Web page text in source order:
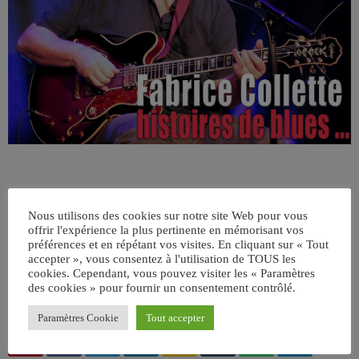
ÉCRIT PAR: ADMIN
Nous utilisons des cookies sur notre site Web pour vous
offrir l'expérience la plus pertinente en mémorisant vos
préférences et en répétant vos visites. En cliquant sur « Tout
accepter », vous consentez à l'utilisation de TOUS les
cookies. Cependant, vous pouvez visiter les « Paramètres
des cookies » pour fournir un consentement contrôlé.
Paramètres Cookie Tout accepter